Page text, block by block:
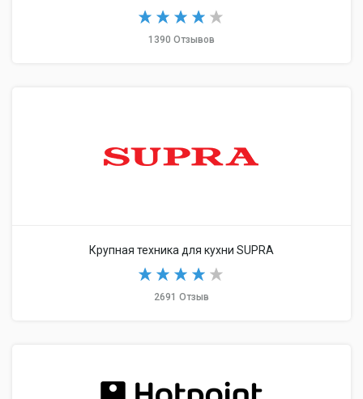
1390 Отзывов
Крупная техника для кухни SUPRA
2691 Отзыв